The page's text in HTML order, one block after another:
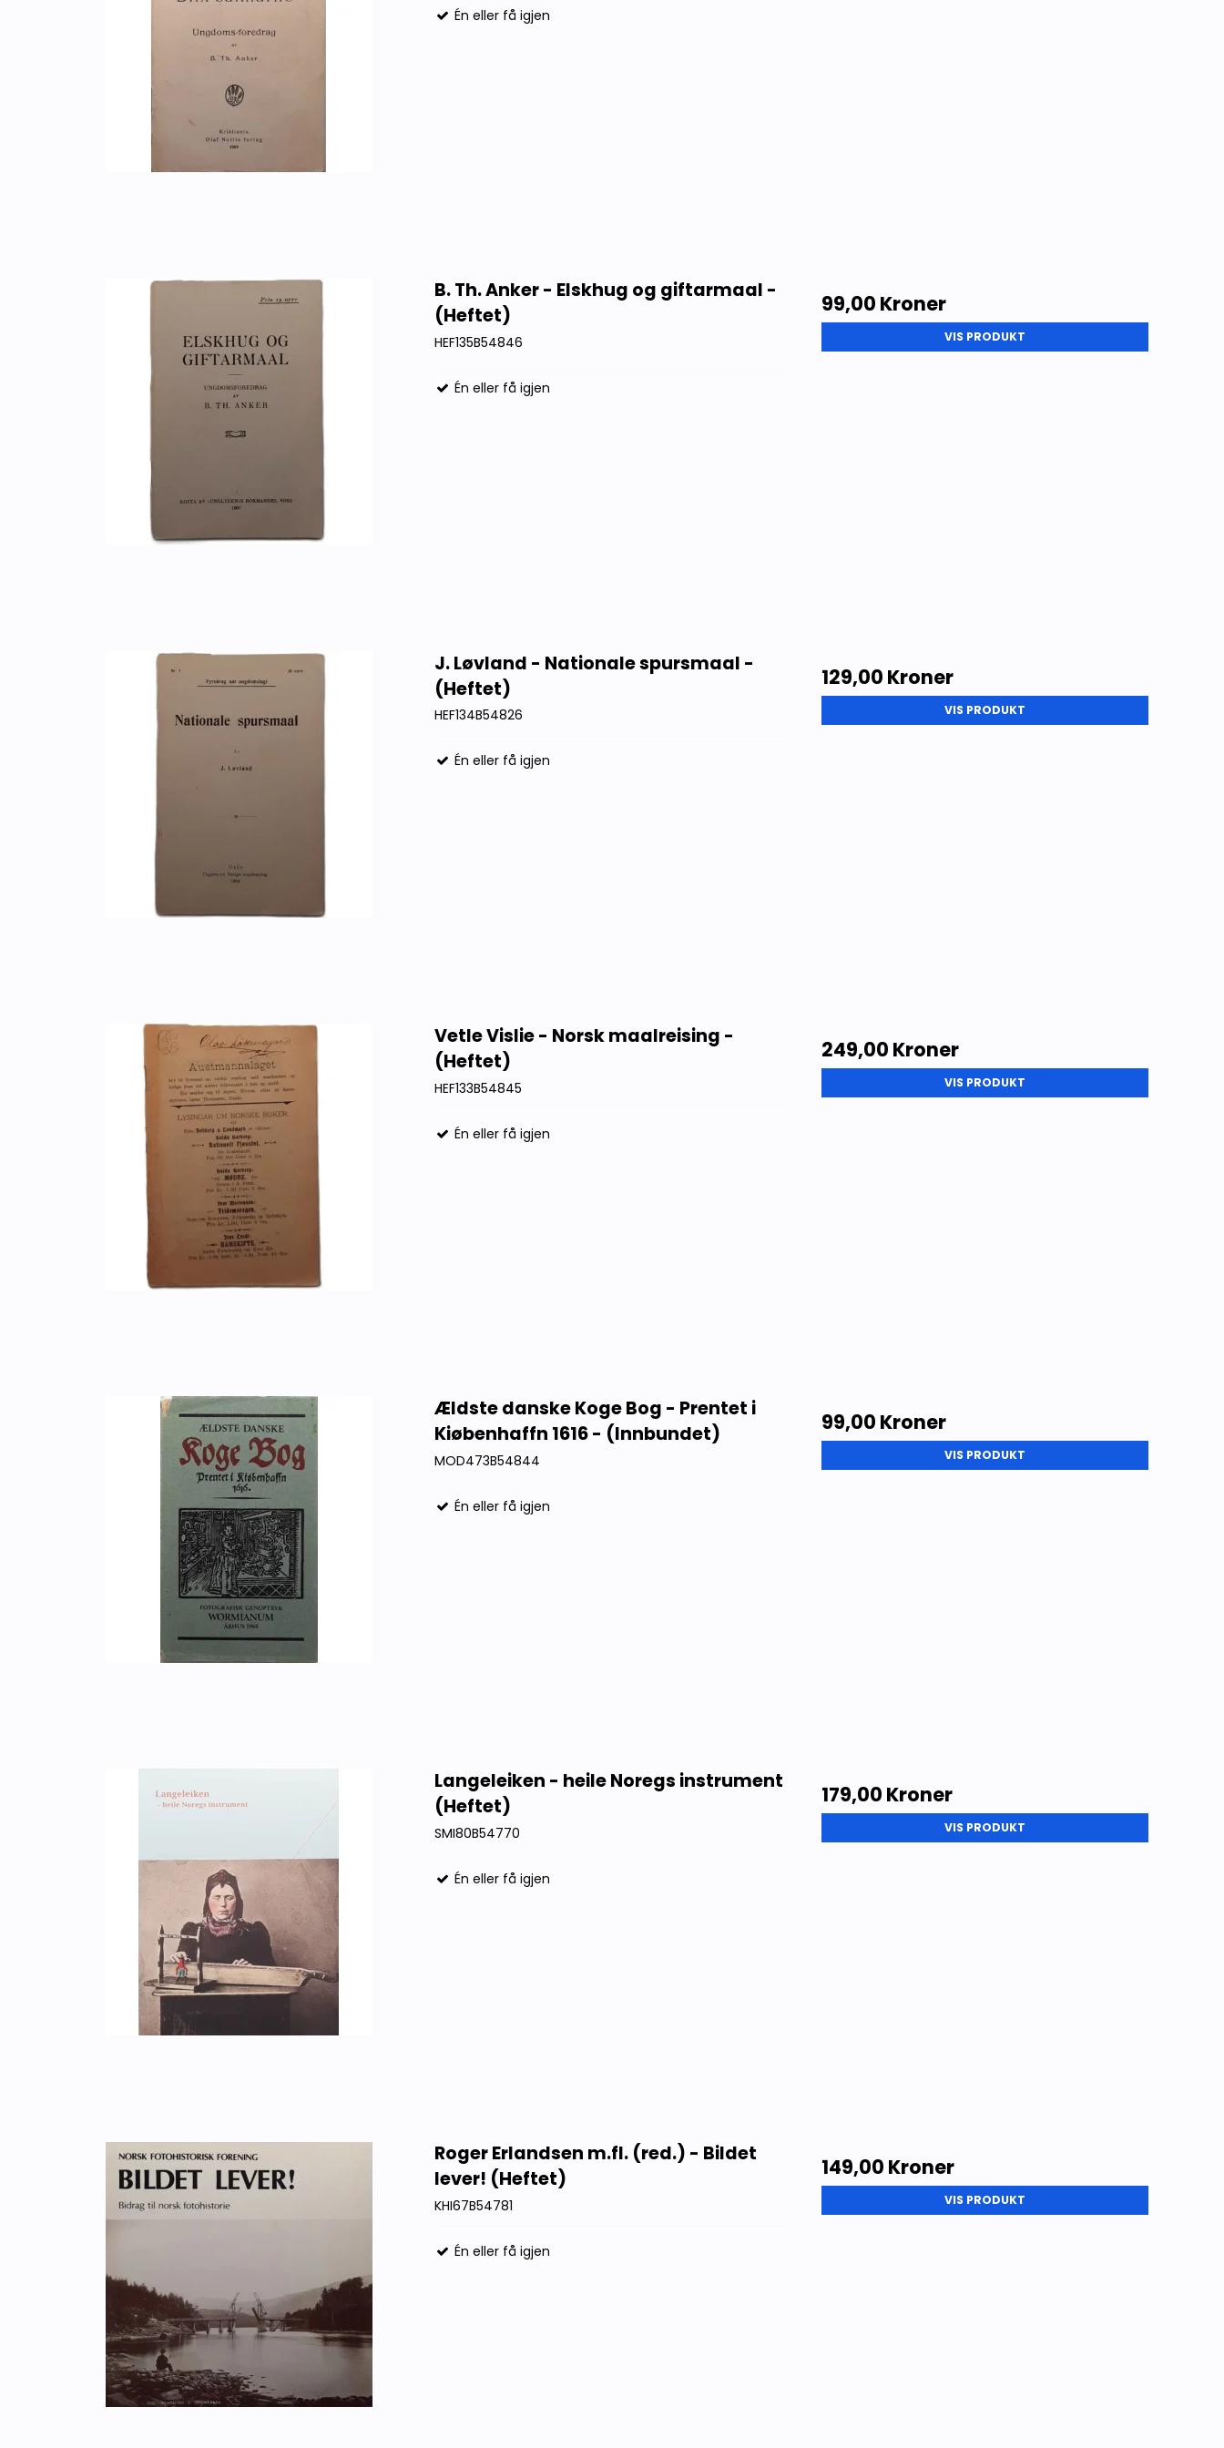
Én eller få igjen
B. Th. Anker - Elskhug og giftarmaal -
(Heftet)
HEF135B54846
Én eller få igjen
99,00 Kroner
VIS PRODUKT
J. Løvland - Nationale spursmaal -
(Heftet)
HEF134B54826
Én eller få igjen
129,00 Kroner
VIS PRODUKT
Vetle Vislie - Norsk maalreising -
(Heftet)
HEF133B54845
Én eller få igjen
249,00 Kroner
VIS PRODUKT
Ældste danske Koge Bog - Prentet i
Kiøbenhaffn 1616 - (Innbundet)
MOD473B54844
Én eller få igjen
99,00 Kroner
VIS PRODUKT
Langeleiken - heile Noregs instrument
(Heftet)
SMI80B54770
Én eller få igjen
179,00 Kroner
VIS PRODUKT
Roger Erlandsen m.fl. (red.) - Bildet
lever! (Heftet)
KHI67B54781
Én eller få igjen
149,00 Kroner
VIS PRODUKT